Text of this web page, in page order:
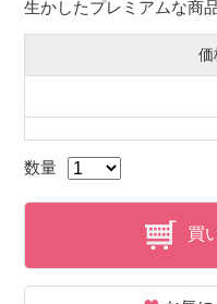
生かしたプレミアムな商
価
数量
買